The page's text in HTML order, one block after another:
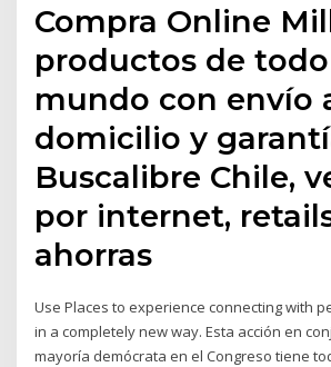
Compra Online
productos de
mundo con envío
domicilio y
Buscalibre Chile,
por internet,
ahorras
Use Places to experience connecting with
in a completely new way. Esta acción en
mayoría demócrata en el Congreso tiene